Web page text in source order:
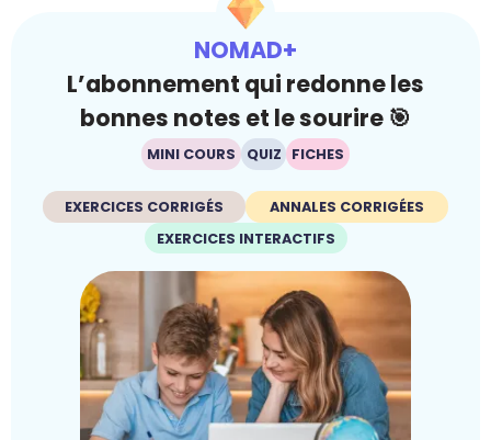
NOMAD+
L’abonnement qui redonne les
bonnes notes et le sourire 🎯
MINI COURS QUIZ FICHES
EXERCICES CORRIGÉS
ANNALES CORRIGÉES
EXERCICES INTERACTIFS